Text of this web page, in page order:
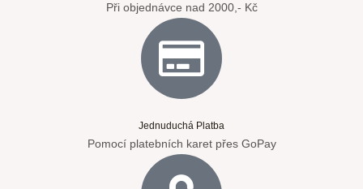
Při objednávce nad 2000,- Kč
Jednuduchá Platba
Pomocí platebních karet přes GoPay